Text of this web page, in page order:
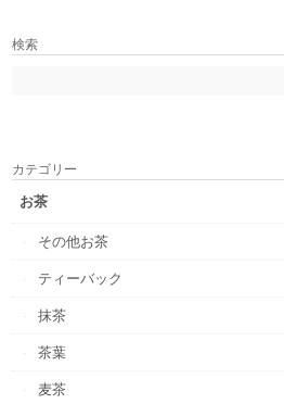
検索
カテゴリー
お茶
その他お茶
ティーバック
抹茶
茶葉
麦茶